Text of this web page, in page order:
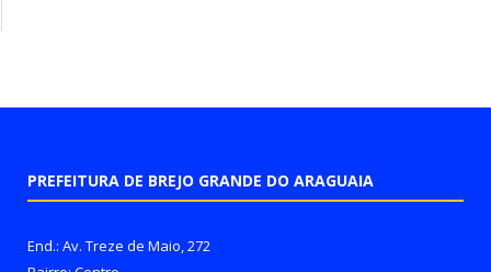
PREFEITURA DE BREJO GRANDE DO ARAGUAIA
End.: Av. Treze de Maio, 272